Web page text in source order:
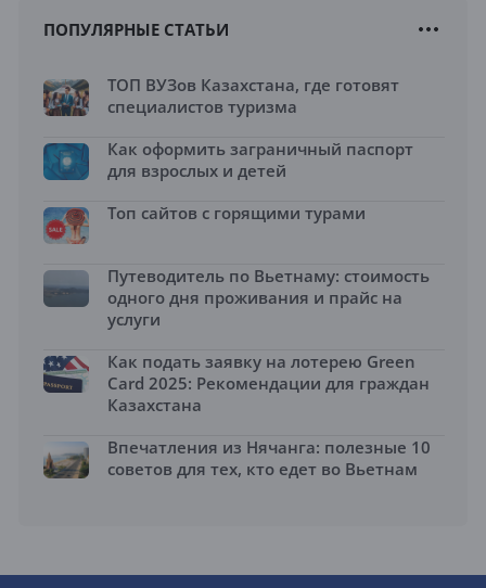
ПОПУЛЯРНЫЕ СТАТЬИ
ТОП ВУЗов Казахстана, где готовят
специалистов туризма
Как оформить заграничный паспорт
для взрослых и детей
Топ сайтов с горящими турами
Путеводитель по Вьетнаму: стоимость
одного дня проживания и прайс на
услуги
Как подать заявку на лотерею Green
Card 2025: Рекомендации для граждан
Казахстана
Впечатления из Нячанга: полезные 10
советов для тех, кто едет во Вьетнам